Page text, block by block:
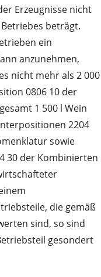
Erzeugnisse nicht
beträgt.
ein
anzunehmen,
nicht mehr als 2 000
0806 10 der
1 500 l Wein
2204
sowie
30 der Kombinierten
die gemäß
sind, so sind
gesondert